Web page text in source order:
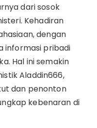
dari sosok
Kehadiran
dengan
informasi pribadi
Hal ini semakin
Aladdin666,
dan penonton
kebenaran di